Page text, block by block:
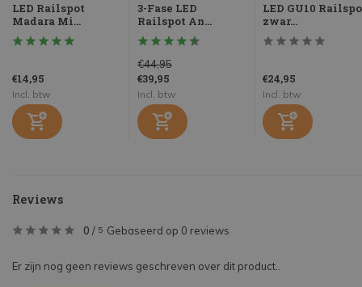
LED Railspot
Madara Mi...
€14,95
Incl. btw
3-Fase LED
Railspot An...
€44,95
€39,95
Incl. btw
LED GU10
zwar...
€24,95
Incl. btw
Reviews
0 / 5 Gebaseerd op 0 reviews
Er zijn nog geen reviews geschreven over dit product..